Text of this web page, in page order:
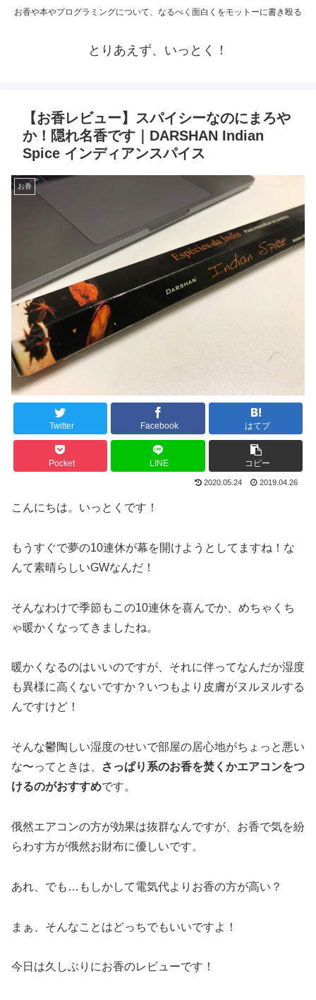
お香や本やプログラミングについて、なるべく面白くをモットーに書き殴る
とりあえず、いっとく！
【お香レビュー】スパイシーなのにまろや
か！隠れ名香です｜DARSHAN Indian
Spice インディアンスパイス
お香
Twitter Facebook はてブ
Pocket LINE コピー
2020.05.24 2019.04.26
こんにちは。いっとくです！
もうすぐで夢の10連休が幕を開けようとしてますね！な
んて素晴らしいGWなんだ！
そんなわけで季節もこの10連休を喜んでか、めちゃくち
ゃ暖かくなってきましたね。
暖かくなるのはいいのですが、それに伴ってなんだか湿度
も異様に高くないですか？いつもより皮膚がヌルヌルする
んですけど！
そんな鬱陶しい湿度のせいで部屋の居心地がちょっと悪い
な〜ってときは、
さっぱり系のお香を焚くかエアコンをつ
けるのがおすすめです。
俄然エアコンの方が効果は抜群なんですが、お香で気を紛
らわす方が俄然お財布に優しいです。
あれ、でも…もしかして電気代よりお香の方が高い？
まぁ、そんなことはどっちでもいいですよ！
今日は久しぶりにお香のレビューです！